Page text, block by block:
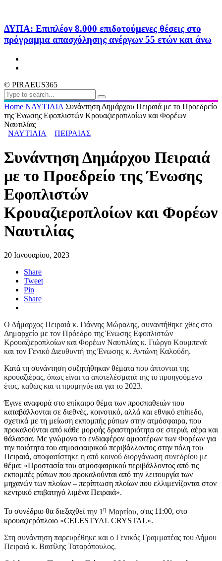
ΔΥΠΑ: Επιπλέον 8.000 επιδοτούμενες θέσεις στο
πρόγραμμα απασχόλησης ανέργων 55 ετών και άνω
© PIRAEUS365
Home ΝΑΥΤΙΛΙΑ Συνάντηση Δημάρχου Πειραιά με το Προεδρείο
της Ένωσης Εφοπλιστών Κρουαζιεροπλοίων και Φορέων
Ναυτιλίας
ΝΑΥΤΙΛΙΑ
ΠΕΙΡΑΙΑΣ
Συνάντηση Δημάρχου Πειραιά
με το Προεδρείο της Ένωσης
Εφοπλιστών
Κρουαζιεροπλοίων και Φορέων
Ναυτιλίας
20 Ιανουαρίου, 2023
Share
Tweet
Pin
Share
Ο Δήμαρχος Πειραιά κ. Γιάννης Μώραλης, συναντήθηκε χθες στο
Δημαρχείο με τον Πρόεδρο της Ένωσης Εφοπλιστών
Κρουαζιεροπλοίων και Φορέων Ναυτιλίας κ. Γιώργο Κουμπενά
και τον Γενικό Διευθυντή της Ένωσης κ. Αντώνη Καλούδη.
Κατά τη συνάντηση συζητήθηκαν θέματα που άπτονται της
κρουαζιέρας, όπως είναι τα αποτελέσματά της το προηγούμενο
έτος, καθώς και τι προμηνύεται για το 2023.
Έγινε αναφορά στο επίκαιρο θέμα των προσπαθειών που
καταβάλλονται σε διεθνές, κοινοτικό, αλλά και εθνικό επίπεδο,
σχετικά με τη μείωση εκπομπής ρύπων στην ατμόσφαιρα, που
προκαλούνται από κάθε μορφής δραστηριότητα σε στεριά, αέρα και
θάλασσα. Με γνώμονα το ενδιαφέρον αμφοτέρων των Φορέων για
την ποιότητα του ατμοσφαιρικού περιβάλλοντος στην πόλη του
Πειραιά, αποφασίστηκε η από κοινού διοργάνωση συνεδρίου με
θέμα: «Προστασία του ατμοσφαιρικού περιβάλλοντος από τις
εκπομπές ρύπων που προκαλούνται από την λειτουργία των
μηχανών των πλοίων – περίπτωση πλοίων που ελλιμενίζονται στον
κεντρικό επιβατηγό λιμένα Πειραιά».
Το συνέδριο θα διεξαχθείτην 1 η Μαρτίου, στις 11:00, στο
κρουαζιερόπλοιο «CELESTYAL CRYSTAL».
Στη συνάντηση παρευρέθηκε και ο Γενικός Γραμματέας του Δήμου
Πειραιά κ. Βασίλης Ταταρόπουλος.